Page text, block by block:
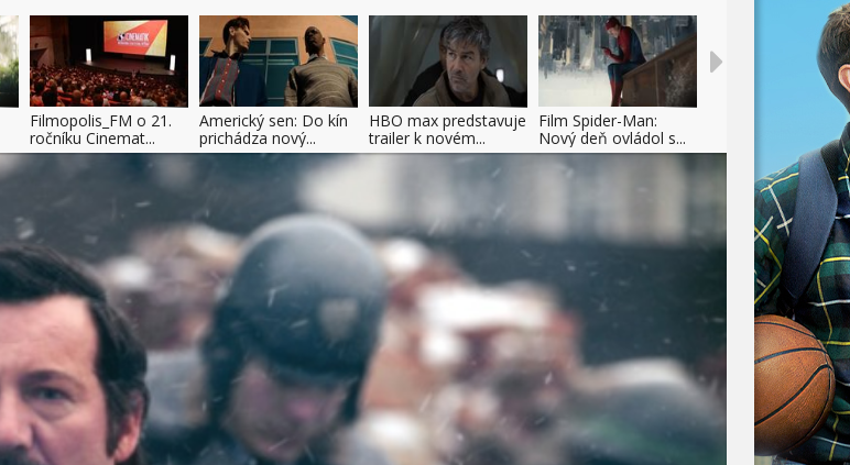
Filmopolis_FM o 21.
ročníku Cinemat...
Americký sen: Do kín
prichádza nový...
HBO max predstavuje
trailer k novém...
Film Spider-Man:
Nový deň ovládol s...